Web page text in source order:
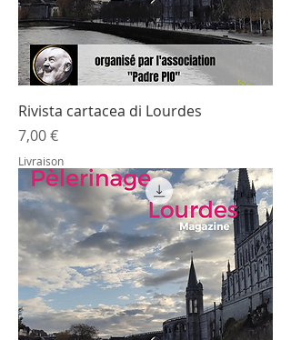
Rivista cartacea di Lourdes
Prezzo
7,00 €
Livraison